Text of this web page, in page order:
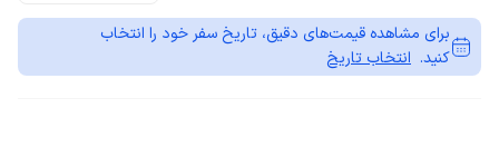
برای مشاهده قیمت‌های دقیق، تاریخ سفر خود را انتخاب
کنید. انتخاب تاریخ